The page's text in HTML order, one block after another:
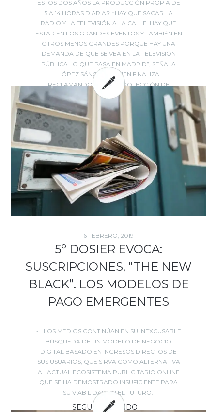
ESTOS DOS AÑOS LA PRODUCCIÓN PROPIA DE
5 A 14 HORAS DIARIAS: “HAY QUE SACAR LA
RADIO Y LA TELEVISIÓN A LA CALLE. HAY QUE
ESTAR EN LOS GRANDES EVENTOS Y TAMBIÉN EN
OTROS MENOS GRANDES PORQUE HAY UNA
DEMANDA DE QUE SE VEA EN LA TELEVISIÓN
PÚBLICA LO QUE PASA EN MADRID”, SEÑALA
LÓPEZ SÁNCHEZ, QUIEN FINALIZA
RECLAMANDO QUE LA PROTECCIÓN DE
TELEMADRID DEBERÍA ESTAR RECOGIDA EN EL
ARTICULADO DELESTATUTO DE
AUTONOMÍA DE LA COMUNIDAD
DE MADRID.
BY: EVOCA - IN:ENCUENTROS
EVOCA,ENTREVISTA,EVENTOS,INTERNET,MEDIOS
MEDIOS
ONLINE,POLÍTICA,TRANSFORMACIÓN DIGITAL,TV,VIDEO- 0 COMMENTS
6 FEBRERO, 2019
5º DOSIER EVOCA:
SUSCRIPCIONES, “THE NEW
BLACK”. LOS MODELOS DE
PAGO EMERGENTES
LOS MEDIOS CONTINÚAN EN SU INEXCUSABLE
BÚSQUEDA DE UN MODELO DE NEGOCIO
DIGITAL BASADO EN INGRESOS DIRECTOS DE
SUS USUARIOS, QUE SIRVA COMO ALTERNATIVA
AL ACTUAL ECOSISTEMA PUBLICITARIO ONLINE
QUE SE HA DEMOSTRADO INSUFICIENTE PARA
SU VIABILIDAD EN EL FUTURO.
SEGUIR LEYENDO